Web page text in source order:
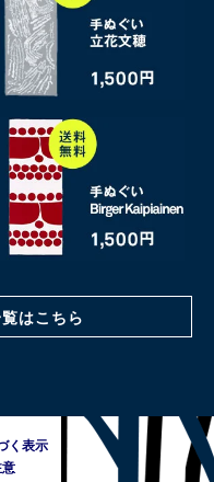
はこちら
く表示